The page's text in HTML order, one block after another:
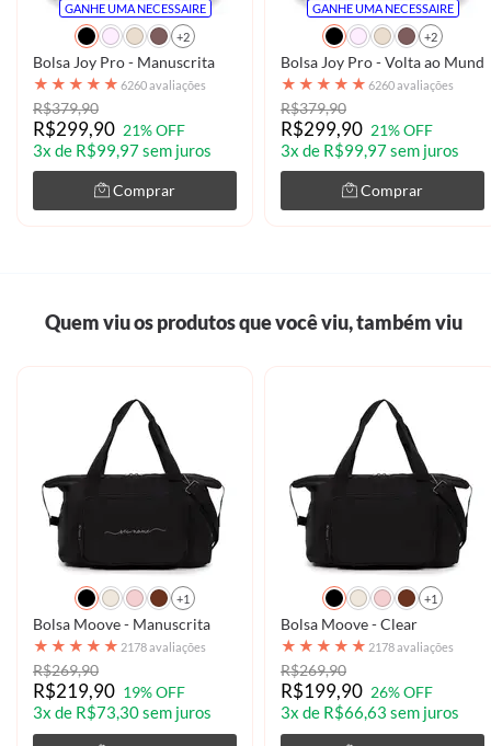
GANHE UMA NECESSAIRE
+2
Bolsa Joy Pro - Manuscrita
★ ★ ★ ★ ★ 6260 avaliações
R$379,90
R$299,90 21% OFF
3x de R$99,97 sem juros
Comprar
GANHE UMA NECESSAIRE
+2
Bolsa Joy Pro - Volta ao
★ ★ ★ ★ ★ 6260 avaliações
R$379,90
R$299,90 21% OFF
3x de R$99,97 sem juros
Comprar
Quem viu os produtos que você viu, também viu
+1
Bolsa Moove - Manuscrita
★ ★ ★ ★ ★ 2178 avaliações
R$269,90
R$219,90 19% OFF
3x de R$73,30 sem juros
+1
Bolsa Moove - Clear
★ ★ ★ ★ ★ 2178 avaliações
R$269,90
R$199,90 26% OFF
3x de R$66,63 sem juros